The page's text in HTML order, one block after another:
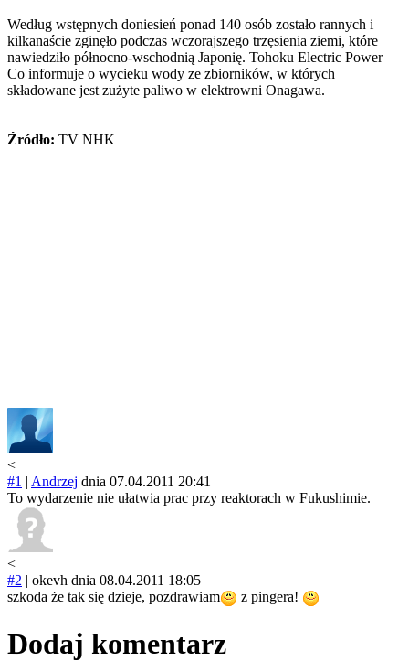
Według wstępnych doniesień ponad 140 osób zostało rannych i
kilkanaście zginęło podczas wczorajszego trzęsienia ziemi, które
nawiedziło północno-wschodnią Japonię. Tohoku Electric Power
Co informuje o wycieku wody ze zbiorników, w których
składowane jest zużyte paliwo w elektrowni Onagawa.
Źródło: TV NHK
<
#1 | Andrzej dnia 07.04.2011 20:41
To wydarzenie nie ułatwia prac przy reaktorach w Fukushimie.
<
#2 | okevh dnia 08.04.2011 18:05
szkoda że tak się dzieje, pozdrawiam
z pingera!
Dodaj komentarz